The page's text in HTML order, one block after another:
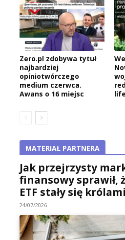
Zero.pl zdobywa tytuł
najbardziej
opiniotwórczego
medium czerwca.
Awans o 16 miejsc
MATERIAŁ PARTNERA
Jak przejrzysty
finansowy sprawił,
ETF stały się
24/07/2026